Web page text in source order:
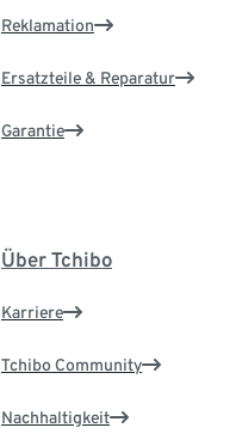
Reklamation
Ersatzteile & Reparatur
Garantie
Über Tchibo
Karriere
Tchibo Community
Nachhaltigkeit